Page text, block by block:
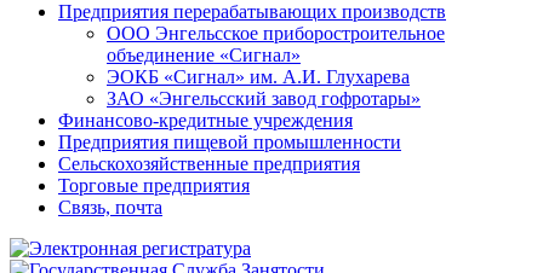
Предприятия перерабатывающих производств
ООО Энгельсское приборостроительное
объединение «Сигнал»
ЭОКБ «Сигнал» им. А.И. Глухарева
ЗАО «Энгельсский завод гофротары»
Финансово-кредитные учреждения
Предприятия пищевой промышленности
Сельскохозяйственные предприятия
Торговые предприятия
Связь, почта